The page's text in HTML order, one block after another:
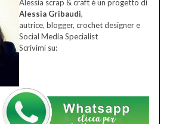
Alessia scrap & craft è un progetto di
Alessia Gribaudi,
autrice, blogger, crochet designer e
Social Media Specialist
Scrivimi su: